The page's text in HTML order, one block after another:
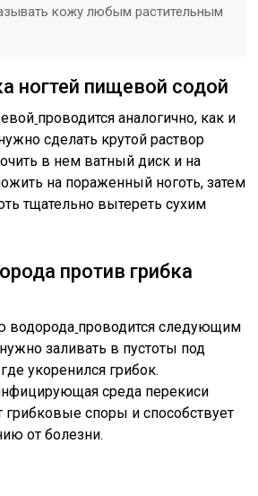
кожу любым растительным
ногтей пищевой содой
проводится аналогично, как и
сделать крутой раствор
в нем ватный диск и на
на пораженный ноготь, затем
тщательно вытереть сухим
против грибка
водорода проводится следующим
заливать в пустоты под
укоренился грибок.
среда перекиси
грибковые споры и способствует
от болезни.